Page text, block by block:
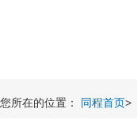
您所在的位置： 同程首页>